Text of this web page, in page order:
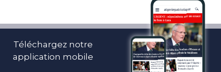
Téléchargez notre
application mobile